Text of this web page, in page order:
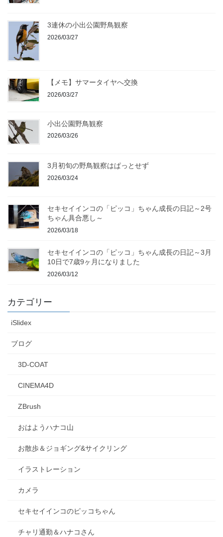
3連休の小出公園野鳥観察
2026/03/27
【メモ】サマータイヤへ交換
2026/03/27
小出公園野鳥観察
2026/03/26
3月初旬の野鳥観察はぱっとせず
2026/03/24
セキセイインコの「ピッコ」ちゃん成長の日記～2号
ちゃん具合悪し～
2026/03/18
セキセイインコの「ピッコ」ちゃん成長の日記～3月
10日で7歳9ヶ月になりました
2026/03/12
カテゴリー
iSlidex
ブログ
3D-COAT
CINEMA4D
ZBrush
おはようハナコ山
お散歩＆ジョギング&サイクリング
イラストレーション
カメラ
セキセイインコのピッコちゃん
チャリ通勤＆ハナコさん